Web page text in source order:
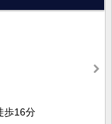
歩16分